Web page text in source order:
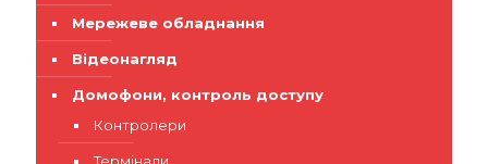
Мережеве обладнання
Відеонагляд
Домофони, контроль доступу
Контролери